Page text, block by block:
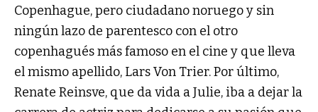
Copenhague, pero ciudadano noruego y sin
ningún lazo de parentesco con el otro
copenhagués más famoso en el cine y que lleva
el mismo apellido, Lars Von Trier. Por último,
Renate Reinsve, que da vida a Julie, iba a dejar la